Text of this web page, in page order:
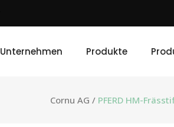
Unternehmen Produkte
Cornu AG / PFERD HM-